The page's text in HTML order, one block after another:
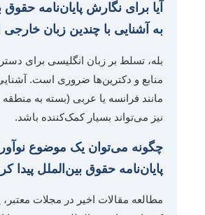
آیا برای نگارش پایان‌نامه حقوق
به آشنایی با چندین زبان
بله، تسلط بر زبان انگلیسی برای
منابع و دکترین‌ها ضروری است.
مانند فرانسه یا عربی (بسته به
نیز می‌تواند بسیار کمک‌کننده باشد.
چگونه می‌توان یک موضوع
پایان‌نامه حقوق بین‌الملل پیدا
مطالعه مقالات اخیر در مجلات معتبر،